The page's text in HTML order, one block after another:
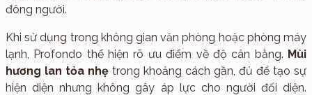
đông người.
Khi sử dụng trong không gian văn phòng hoặc phòng máy
lạnh, Profondo thể hiện rõ ưu điểm về độ cân bằng. Mùi
hương lan tỏa nhẹ trong khoảng cách gần, đủ để tạo sự
hiện diện nhưng không gây áp lực cho người đối diện.